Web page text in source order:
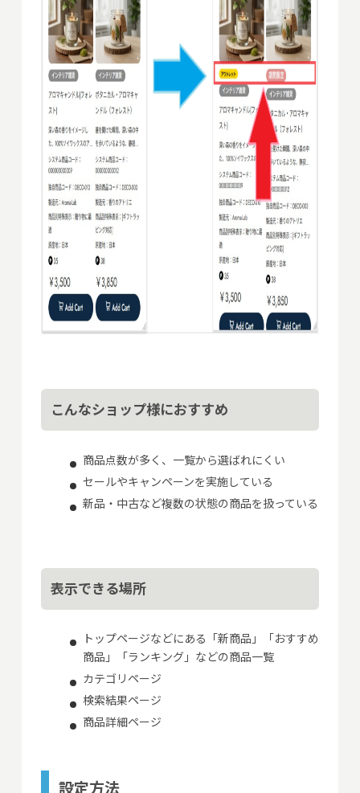
こんなショップ様におすすめ
商品点数が多く、一覧から選ばれにくい
セールやキャンペーンを実施している
新品・中古など複数の状態の商品を扱っている
表示できる場所
トップページなどにある「新商品」「おすすめ
商品」「ランキング」などの商品一覧
カテゴリページ
検索結果ページ
商品詳細ページ
設定方法